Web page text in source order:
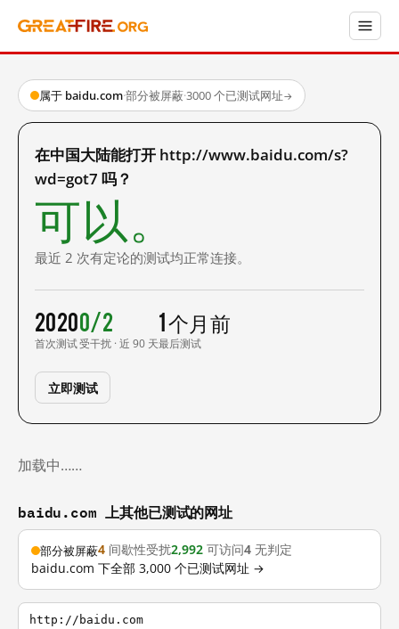
属于 baidu.com·部分被屏蔽·3000 个已测试网址→
在中国大陆能打开 http://www.baidu.com/s?
wd=got7 吗？
可以。
最近 2 次有定论的测试均正常连接。
2020
首次测试
0/2
受干扰 · 近 90 天
1 个月前
最后测试
立即测试
加载中……
baidu.com 上其他已测试的网址
部分被屏蔽4 间歇性受扰2,992 可访问4 无判定
baidu.com 下全部 3,000 个已测试网址 →
http://baidu.com